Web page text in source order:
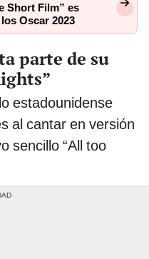
Short Film” es
Oscar 2023
parte de su
estadounidense
al cantar en versión
sencillo “All too